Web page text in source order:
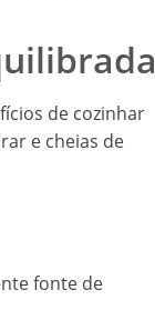
de cozinhar
e cheias de
fonte de